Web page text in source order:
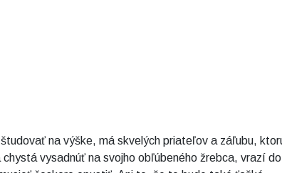
na výške, má skvelých priateľov a záľubu,
vysadnúť na svojho obľúbeného žrebca, vrazí